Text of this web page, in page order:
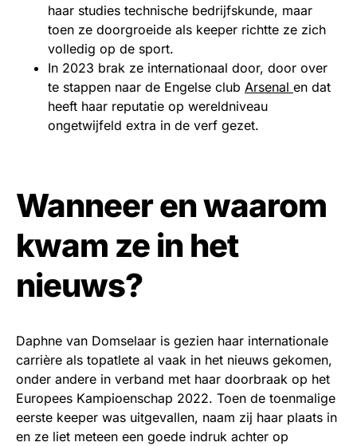
haar studies technische bedrijfskunde, maar
toen ze doorgroeide als keeper richtte ze zich
volledig op de sport.
In 2023 brak ze internationaal door, door over
te stappen naar de Engelse club Arsenal en dat
heeft haar reputatie op wereldniveau
ongetwijfeld extra in de verf gezet.
Wanneer en waarom
kwam ze in het
nieuws?
Daphne van Domselaar is gezien haar internationale
carrière als topatlete al vaak in het nieuws gekomen,
onder andere in verband met haar doorbraak op het
Europees Kampioenschap 2022. Toen de toenmalige
eerste keeper was uitgevallen, naam zij haar plaats in
en ze liet meteen een goede indruk achter op